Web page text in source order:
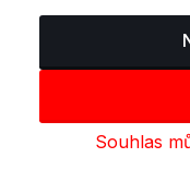
Souhlas